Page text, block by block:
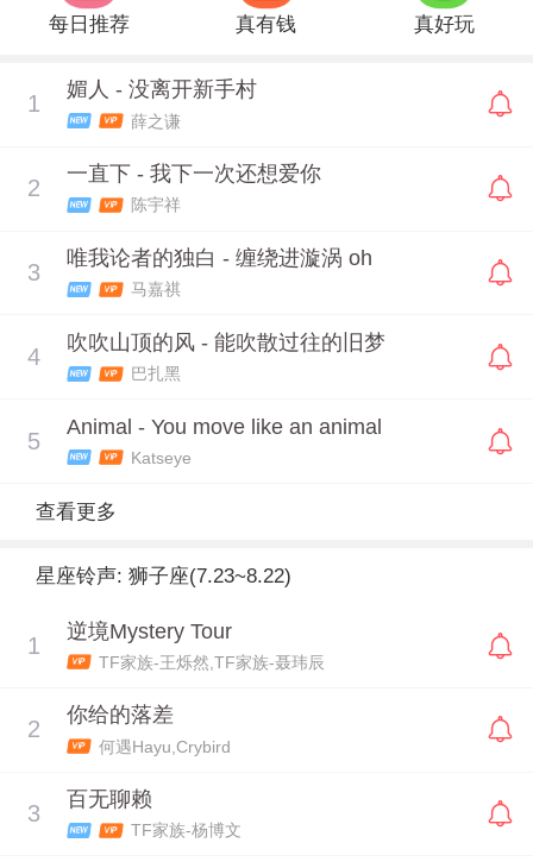
每日推荐 真有钱 真好玩
1
媚人 - 没离开新手村
薛之谦
2
一直下 - 我下一次还想爱你
陈宇祥
3
唯我论者的独白 - 缠绕进漩涡 oh
马嘉祺
4
吹吹山顶的风 - 能吹散过往的旧梦
巴扎黑
5
Animal - You move like an animal
Katseye
查看更多
星座铃声: 狮子座(7.23~8.22)
1
逆境Mystery Tour
TF家族-王烁然,TF家族-聂玮辰
2
你给的落差
何遇Hayu,Crybird
3
百无聊赖
TF家族-杨博文